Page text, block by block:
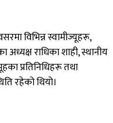
विभिन्न स्वामीज्यूहरू,
राधिका शाही, स्थानीय
प्रतिनिधिहरू तथा
रहेको थियो।